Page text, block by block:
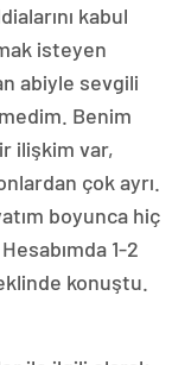
kabul
isteyen
abiyle sevgili
Benim
ilişkim var,
çok ayrı.
boyunca hiç
1-2
konuştu.